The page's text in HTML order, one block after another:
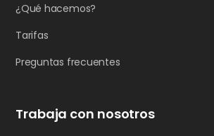
¿Qué hacemos?
Tarifas
Preguntas frecuentes
Trabaja con nosotros